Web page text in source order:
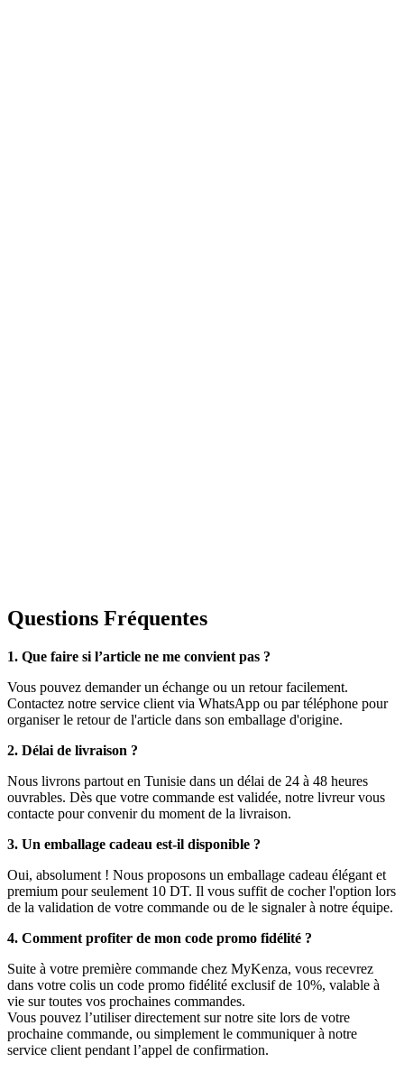
Questions Fréquentes
1. Que faire si l’article ne me convient pas ?
Vous pouvez demander un échange ou un retour facilement.
Contactez notre service client via WhatsApp ou par téléphone pour
organiser le retour de l'article dans son emballage d'origine.
2. Délai de livraison ?
Nous livrons partout en Tunisie dans un délai de 24 à 48 heures
ouvrables. Dès que votre commande est validée, notre livreur vous
contacte pour convenir du moment de la livraison.
3. Un emballage cadeau est-il disponible ?
Oui, absolument ! Nous proposons un emballage cadeau élégant et
premium pour seulement 10 DT. Il vous suffit de cocher l'option lors
de la validation de votre commande ou de le signaler à notre équipe.
4. Comment profiter de mon code promo fidélité ?
Suite à votre première commande chez MyKenza, vous recevrez
dans votre colis un code promo fidélité exclusif de 10%, valable à
vie sur toutes vos prochaines commandes.
Vous pouvez l’utiliser directement sur notre site lors de votre
prochaine commande, ou simplement le communiquer à notre
service client pendant l’appel de confirmation.